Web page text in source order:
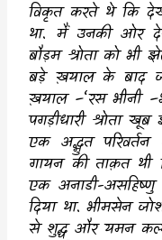
विकृत करते थे कि
था. मैं उनकी ओर
बौड़म श्रोता को
बड़े ख़याल के बाद
ख़याल –‘रस भीनी –
पगड़ीधारी श्रोता
एक अद्भुत
गायन की ताक़त
एक अनाडी-
दिया था. भीमसेन
से शुद्ध और यमन